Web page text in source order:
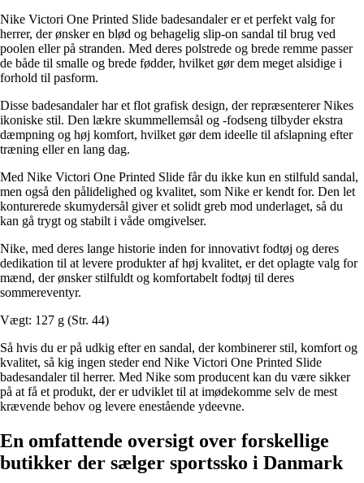
Nike Victori One Printed Slide badesandaler er et perfekt valg for
herrer, der ønsker en blød og behagelig slip-on sandal til brug ved
poolen eller på stranden. Med deres polstrede og brede remme passer
de både til smalle og brede fødder, hvilket gør dem meget alsidige i
forhold til pasform.
Disse badesandaler har et flot grafisk design, der repræsenterer Nikes
ikoniske stil. Den lækre skummellemsål og -fodseng tilbyder ekstra
dæmpning og høj komfort, hvilket gør dem ideelle til afslapning efter
træning eller en lang dag.
Med Nike Victori One Printed Slide får du ikke kun en stilfuld sandal,
men også den pålidelighed og kvalitet, som Nike er kendt for. Den let
konturerede skumydersål giver et solidt greb mod underlaget, så du
kan gå trygt og stabilt i våde omgivelser.
Nike, med deres lange historie inden for innovativt fodtøj og deres
dedikation til at levere produkter af høj kvalitet, er det oplagte valg for
mænd, der ønsker stilfuldt og komfortabelt fodtøj til deres
sommereventyr.
Vægt: 127 g (Str. 44)
Så hvis du er på udkig efter en sandal, der kombinerer stil, komfort og
kvalitet, så kig ingen steder end Nike Victori One Printed Slide
badesandaler til herrer. Med Nike som producent kan du være sikker
på at få et produkt, der er udviklet til at imødekomme selv de mest
krævende behov og levere enestående ydeevne.
En omfattende oversigt over forskellige
butikker der sælger sportssko i Danmark